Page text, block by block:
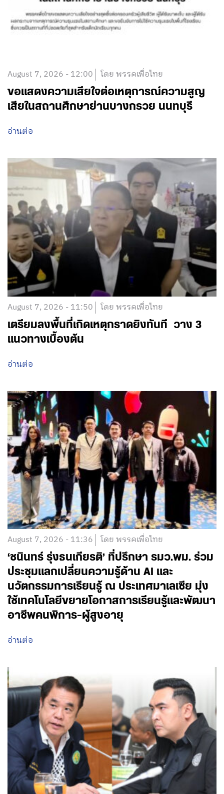
August 7, 2026 - 12:00 โดย พรรคเพื่อไทย
ขอแสดงความเสียใจต่อเหตุการณ์ความสูญ
เสียในสถานศึกษาย่านบางกรวย นนทบุรี
อ่านต่อ
August 7, 2026 - 11:50 โดย พรรคเพื่อไทย
เตรียมลงพื้นที่เกิดเหตุกราดยิงทันที วาง 3
แนวทางเบื้องต้น
อ่านต่อ
August 7, 2026 - 11:36 โดย พรรคเพื่อไทย
‘ชนินทร์ รุ่งธนเกียรติ’ ที่ปรึกษา รมว.พม. ร่วม
ประชุมแลกเปลี่ยนความรู้ด้าน AI และ
นวัตกรรมการเรียนรู้ ณ ประเทศมาเลเซีย มุ่ง
ใช้เทคโนโลยีขยายโอกาสการเรียนรู้และพัฒนา
อาชีพคนพิการ-ผู้สูงอายุ
อ่านต่อ